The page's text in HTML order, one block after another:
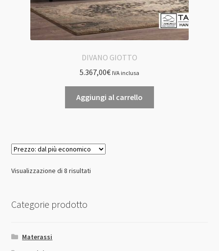
DIVANO GIOTTO
5.367,00€ IVA inclusa
Aggiungi al carrello
Visualizzazione di 8 risultatiPrezzo:
Categorie prodotto
Materassi